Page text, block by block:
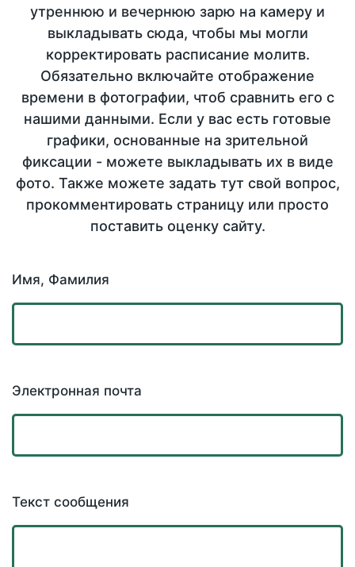
утреннюю и вечернюю зарю на камеру и
выкладывать сюда, чтобы мы могли
корректировать расписание молитв.
Обязательно включайте отображение
времени в фотографии, чтоб сравнить его с
нашими данными. Если у вас есть готовые
графики, основанные на зрительной
фиксации - можете выкладывать их в виде
фото. Также можете задать тут свой вопрос,
прокомментировать страницу или просто
поставить оценку сайту.
Имя, Фамилия
Электронная почта
Текст сообщения